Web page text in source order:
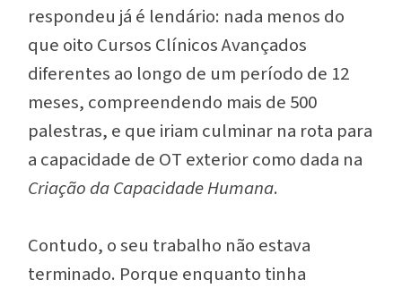
respondeu já é lendário: nada menos do
que oito Cursos Clínicos Avançados
diferentes ao longo de um período de 12
meses, compreendendo mais de 500
palestras, e que iriam culminar na rota para
a capacidade de OT exterior como dada na
Criação da Capacidade Humana.
Contudo, o seu trabalho não estava
terminado. Porque enquanto tinha